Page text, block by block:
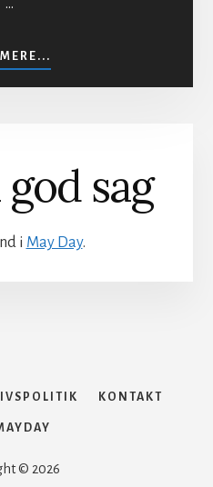
…
SIKKER
VACCINATION
sag
i May Day.
KONTAKT
© 2026